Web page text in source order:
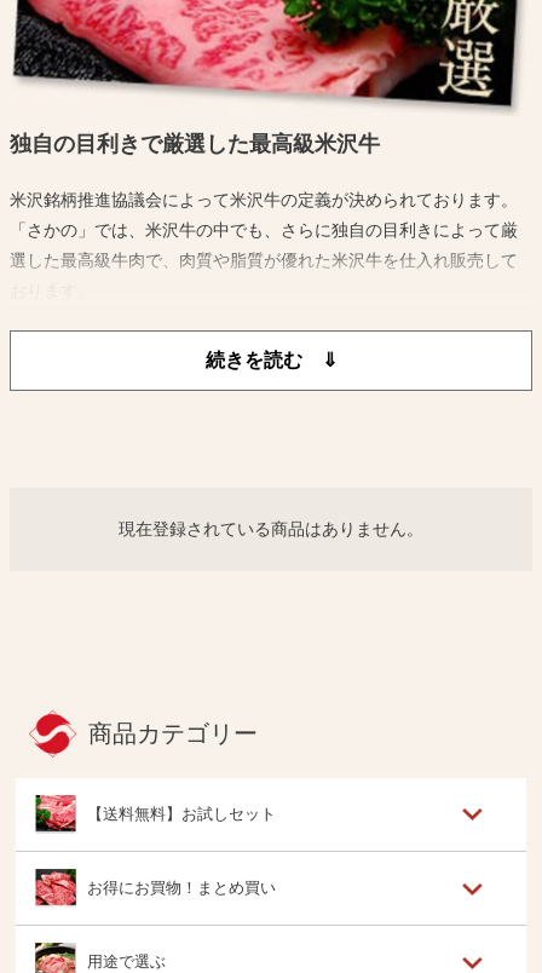
独自の目利きで厳選した最高級米沢牛
米沢銘柄推進協議会によって米沢牛の定義が決められております。
「さかの」では、米沢牛の中でも、さらに独自の目利きによって厳
選した最高級牛肉で、肉質や脂質が優れた米沢牛を仕入れ販売して
現在登録されている商品はありません。
商品カテゴリー
【送料無料】お試しセット
お得にお買物！まとめ買い
用途で選ぶ